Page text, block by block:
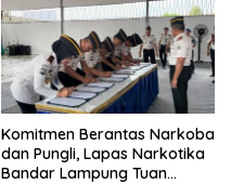
Komitmen Berantas Narkoba
dan Pungli, Lapas Narkotika
Bandar Lampung Tuan